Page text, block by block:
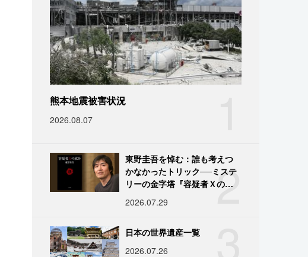
熊本地震被害状況
2026.08.07
2
東野圭吾を悼む：誰も考えつ
かなかったトリック──ミステ
リーの金字塔『容疑者Ｘの献
2026.07.29
日本の世界遺産一覧
2026.07.26